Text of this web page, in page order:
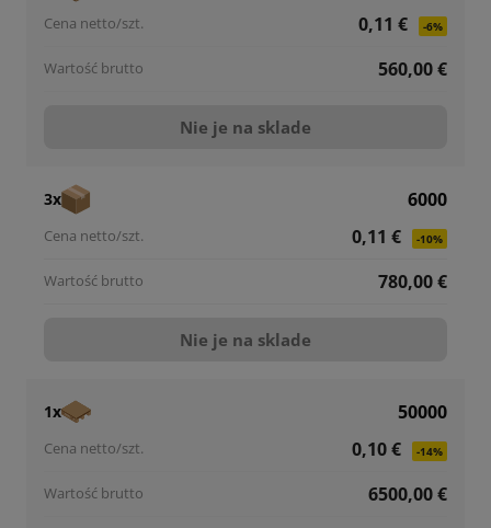
0,11 €
-6%
560,00 €
Nie je na sklade
3x
6000
0,11 €
-10%
780,00 €
Nie je na sklade
1x
50000
0,10 €
-14%
6500,00 €